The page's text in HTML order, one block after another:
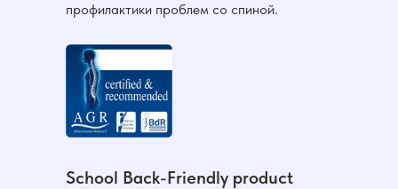
профилактики проблем со спиной.
School Back-Friendly product